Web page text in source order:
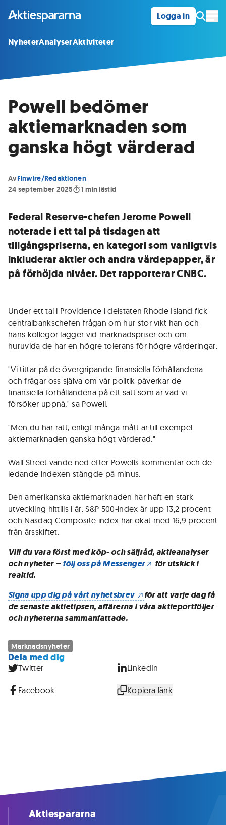
Logga in
NyheterAnalyserAktiviteter
Powell bedömer
aktiemarknaden som
ganska högt värderad
AvFinwire/Redaktionen
24 september 2025
1 min lästid
Federal Reserve-chefen Jerome Powell
noterade i ett tal på tisdagen att
tillgångspriserna, en kategori som vanligtvis
inkluderar aktier och andra värdepapper, är
på förhöjda nivåer. Det rapporterar CNBC.
Under ett tal i Providence i delstaten Rhode Island fick
centralbankschefen frågan om hur stor vikt han och
hans kollegor lägger vid marknadspriser och om
huruvida de har en högre tolerans för högre värderingar.
"Vi tittar på de övergripande finansiella förhållandena
och frågar oss själva om vår politik påverkar de
finansiella förhållandena på ett sätt som är vad vi
försöker uppnå," sa Powell.
"Men du har rätt, enligt många mått är till exempel
aktiemarknaden ganska högt värderad."
Wall Street vände ned efter Powells kommentar och de
ledande indexen stängde på minus.
Den amerikanska aktiemarknaden har haft en stark
utveckling hittills i år. S&P 500-index är upp 13,2 procent
och Nasdaq Composite index har ökat med 16,9 procent
från årsskiftet.
Vill du vara först med köp- och säljråd, aktieanalyser
och nyheter –följ oss på Messenger
för utskick i
realtid.
Signa upp dig på vårt nyhetsbrev
för att varje dag få
de senaste aktietipsen, affärerna i våra aktieportföljer
och nyheterna sammanfattade.
Marknadsnyheter
Dela med dig
Twitter LinkedIn
Facebook Kopiera länk
Aktiespararna